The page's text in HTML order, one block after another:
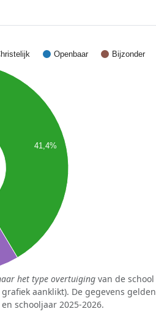
Openbaar Bijzonder
41,4%
het type overtuiging van de school
aanklikt). De gegevens gelden
schooljaar 2025-2026.